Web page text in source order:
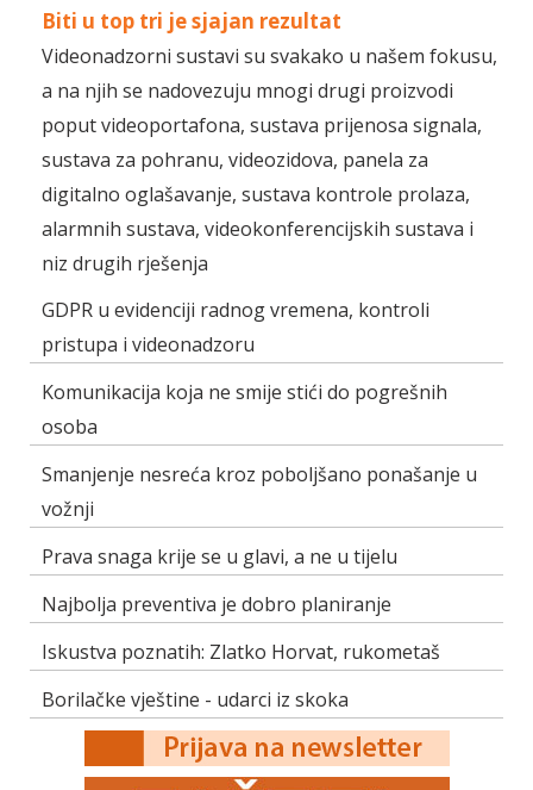
Biti u top tri je sjajan rezultat
Videonadzorni sustavi su svakako u našem fokusu,
a na njih se nadovezuju mnogi drugi proizvodi
poput videoportafona, sustava prijenosa signala,
sustava za pohranu, videozidova, panela za
digitalno oglašavanje, sustava kontrole prolaza,
alarmnih sustava, videokonferencijskih sustava i
niz drugih rješenja
GDPR u evidenciji radnog vremena, kontroli
pristupa i videonadzoru
Komunikacija koja ne smije stići do pogrešnih
osoba
Smanjenje nesreća kroz poboljšano ponašanje u
vožnji
Prava snaga krije se u glavi, a ne u tijelu
Najbolja preventiva je dobro planiranje
Iskustva poznatih: Zlatko Horvat, rukometaš
Borilačke vještine - udarci iz skoka